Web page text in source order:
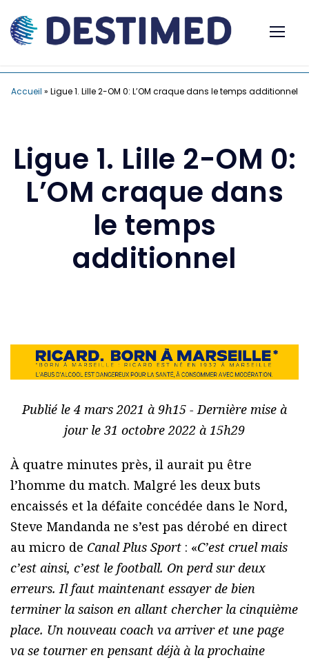
Accueil » Ligue 1. Lille 2-OM 0: L’OM craque dans le temps additionnel
Ligue 1. Lille 2-OM 0:
L’OM craque dans
le temps
additionnel
Publié le 4 mars 2021 à 9h15 - Dernière mise à
jour le 31 octobre 2022 à 15h29
À quatre minutes près, il aurait pu être
l’homme du match. Malgré les deux buts
encaissés et la défaite concédée dans le Nord,
Steve Mandanda ne s’est pas dérobé en direct
au micro de Canal Plus Sport : «C’est cruel mais
c’est ainsi, c’est le football. On perd sur deux
erreurs. Il faut maintenant essayer de bien
terminer la saison en allant chercher la cinquième
place. Un nouveau coach va arriver et une page
va se tourner en pensant déjà à la prochaine